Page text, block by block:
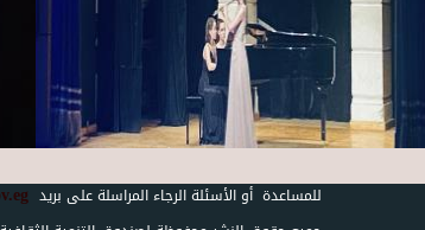
للمساعدة أو الأسئلة الرجاء المراسلة على بريد